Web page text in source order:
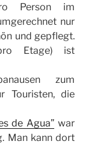
Person im
nur
und gepflegt.
Etage) ist
zum
Touristen, die
de Agua” war
Man kann dort